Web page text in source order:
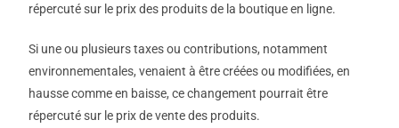
répercuté sur le prix des produits de la boutique en ligne.
Si une ou plusieurs taxes ou contributions, notamment
environnementales, venaient à être créées ou modifiées, en
hausse comme en baisse, ce changement pourrait être
répercuté sur le prix de vente des produits.